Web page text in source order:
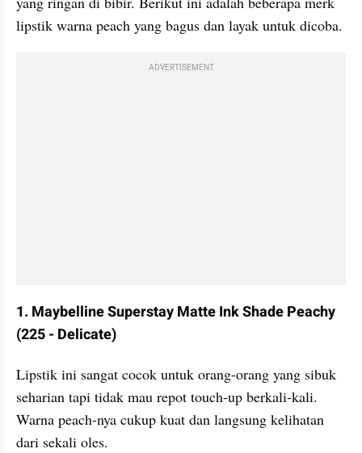
lipstik warna peach yang bagus dan layak untuk dicoba.
ADVERTISEMENT
1. Maybelline Superstay Matte Ink Shade Peachy
(225 - Delicate)
Lipstik ini sangat cocok untuk orang-orang yang sibuk
seharian tapi tidak mau repot touch-up berkali-kali.
Warna peach-nya cukup kuat dan langsung kelihatan
dari sekali oles.